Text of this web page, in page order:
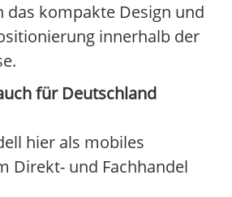
das kompakte Design und
innerhalb der
für Deutschland
hier als mobiles
Direkt- und Fachhandel